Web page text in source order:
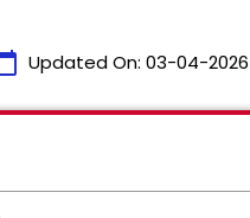
Updated On: 03-04-2026